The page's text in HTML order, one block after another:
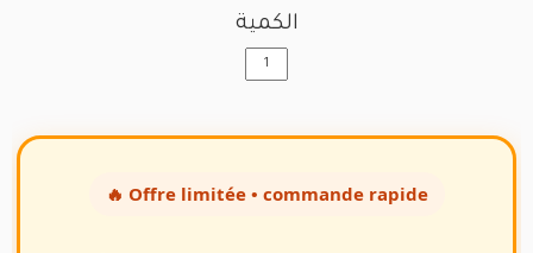
الكمية
🔥 Offre limitée • commande rapide